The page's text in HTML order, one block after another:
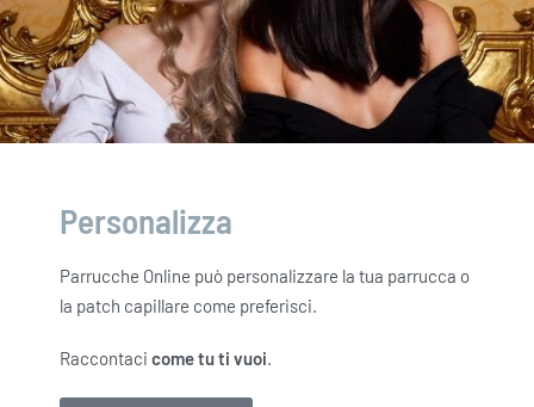
Personalizza
Parrucche Online può personalizzare la tua parrucca o
la patch capillare come preferisci.
Raccontaci come tu ti vuoi.